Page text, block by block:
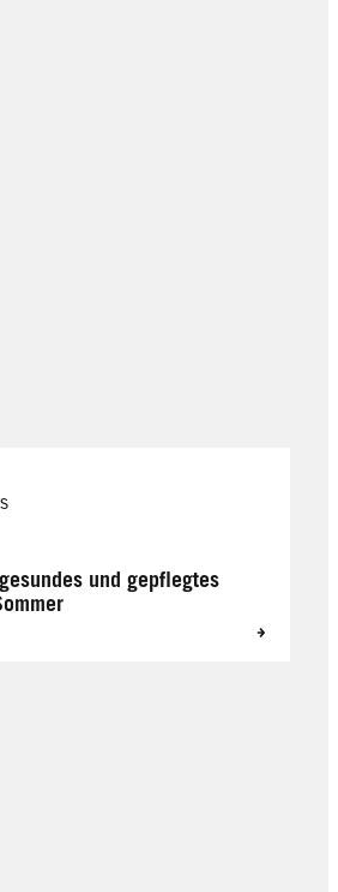
und gepflegtes